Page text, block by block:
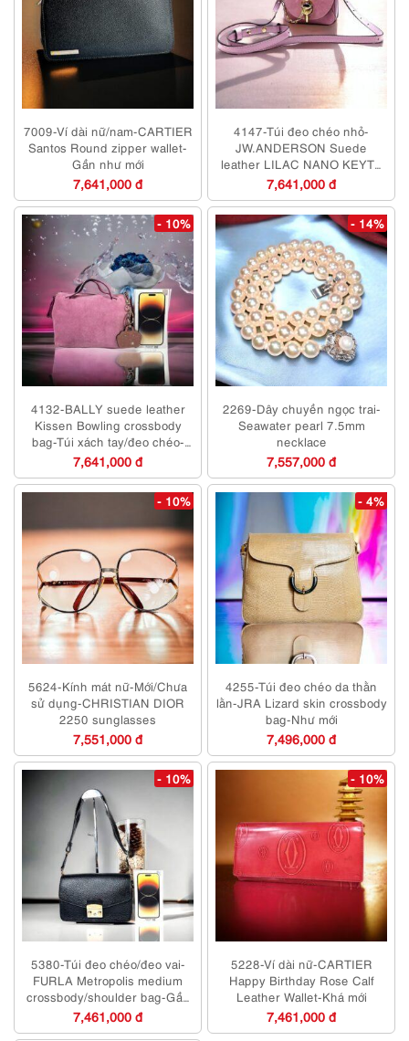
7009-Ví dài nữ/nam-CARTIER
Santos Round zipper wallet-
Gần như mới
7,641,000 đ
4147-Túi đeo chéo nhỏ-
JW.ANDERSON Suede
leather LILAC NANO KEYTS
BAG-Khá mới
7,641,000 đ
- 10%
4132-BALLY suede leather
Kissen Bowling crossbody
bag-Túi xách tay/đeo chéo-
Chưa sử dụng
7,641,000 đ
- 14%
2269-Dây chuyền ngọc trai-
Seawater pearl 7.5mm
necklace
7,557,000 đ
- 10%
5624-Kính mát nữ-Mới/Chưa
sử dụng-CHRISTIAN DIOR
2250 sunglasses
7,551,000 đ
- 4%
4255-Túi đeo chéo da thằn
lằn-JRA Lizard skin crossbody
bag-Như mới
7,496,000 đ
- 10%
5380-Túi đeo chéo/đeo vai-
FURLA Metropolis medium
crossbody/shoulder bag-Gần
như mới
7,461,000 đ
- 10%
5228-Ví dài nữ-CARTIER
Happy Birthday Rose Calf
Leather Wallet-Khá mới
7,461,000 đ